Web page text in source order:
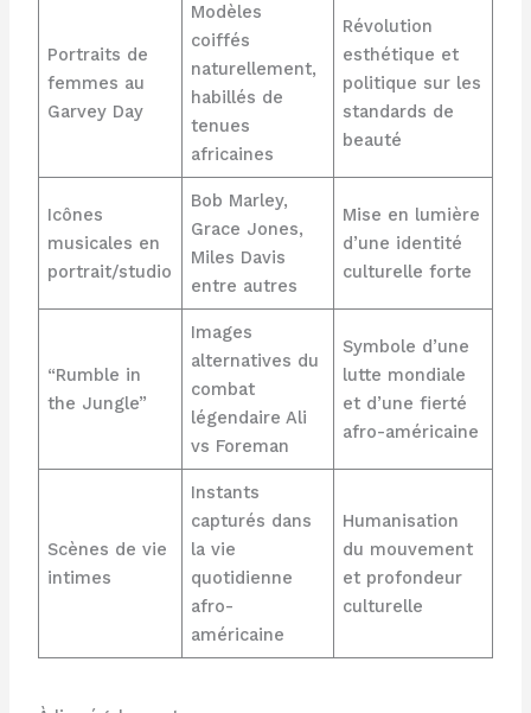
Portraits de
femmes au
Garvey Day
Modèles
coiffés
naturellement,
habillés de
tenues
africaines
Révolution
esthétique et
politique sur les
standards de
beauté
Icônes
musicales en
portrait/studio
Bob Marley,
Grace Jones,
Miles Davis
entre autres
Mise en lumière
d’une identité
culturelle forte
“Rumble in
the Jungle”
Images
alternatives du
combat
légendaire Ali
vs Foreman
Symbole d’une
lutte mondiale
et d’une fierté
afro-américaine
Scènes de vie
intimes
Instants
capturés dans
la vie
quotidienne
afro-
américaine
Humanisation
du mouvement
et profondeur
culturelle